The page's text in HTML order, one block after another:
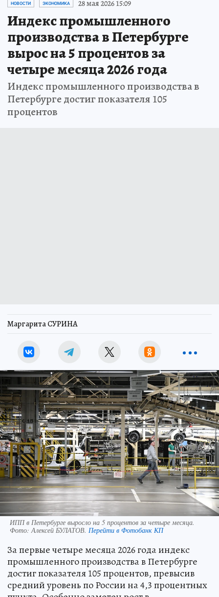
НОВОСТИ ЭКОНОМИКА 28 мая 2026 15:09
Индекс промышленного
производства в Петербурге
вырос на 5 процентов за
четыре месяца 2026 года
Индекс промышленного производства в
Петербурге достиг показателя 105
процентов
Маргарита СУРИНА
ИПП в Петербурге выросло на 5 процентов за четыре месяца.
Фото: Алексей БУЛАТОВ. Перейти в Фотобанк КП
За первые четыре месяца 2026 года индекс
промышленного производства в Петербурге
достиг показателя 105 процентов, превысив
средний уровень по России на 4,3 процентных